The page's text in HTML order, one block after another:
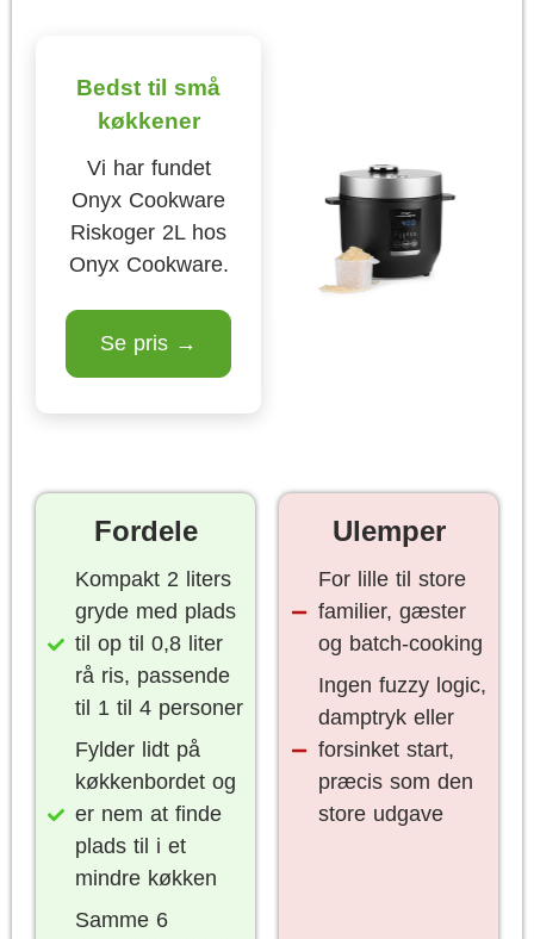
Bedst til små
køkkener
Vi har fundet
Onyx Cookware
Riskoger 2L hos
Onyx Cookware.
Se pris →
Fordele
Kompakt 2 liters
gryde med plads
til op til 0,8 liter
rå ris, passende
til 1 til 4 personer
Fylder lidt på
køkkenbordet og
er nem at finde
plads til i et
mindre køkken
Samme 6
Ulemper
For lille til store
familier, gæster
og batch-cooking
Ingen fuzzy logic,
damptryk eller
forsinket start,
præcis som den
store udgave